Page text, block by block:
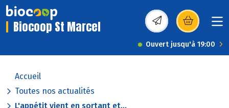
Biocoop St Marcel (s’ouvre dans une
Ouvert jusqu'à 19:00
Accueil
Toutes nos actualités
L'appétit vient en sortant et...